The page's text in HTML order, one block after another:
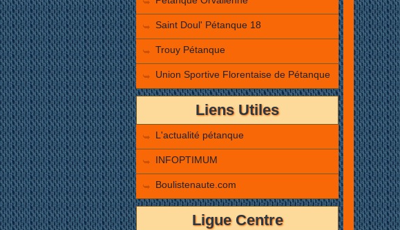
Saint Doul' Pétanque 18
Trouy Pétanque
Union Sportive Florentaise de Pétanque
Liens Utiles
L'actualité pétanque
INFOPTIMUM
Boulistenaute.com
Ligue Centre